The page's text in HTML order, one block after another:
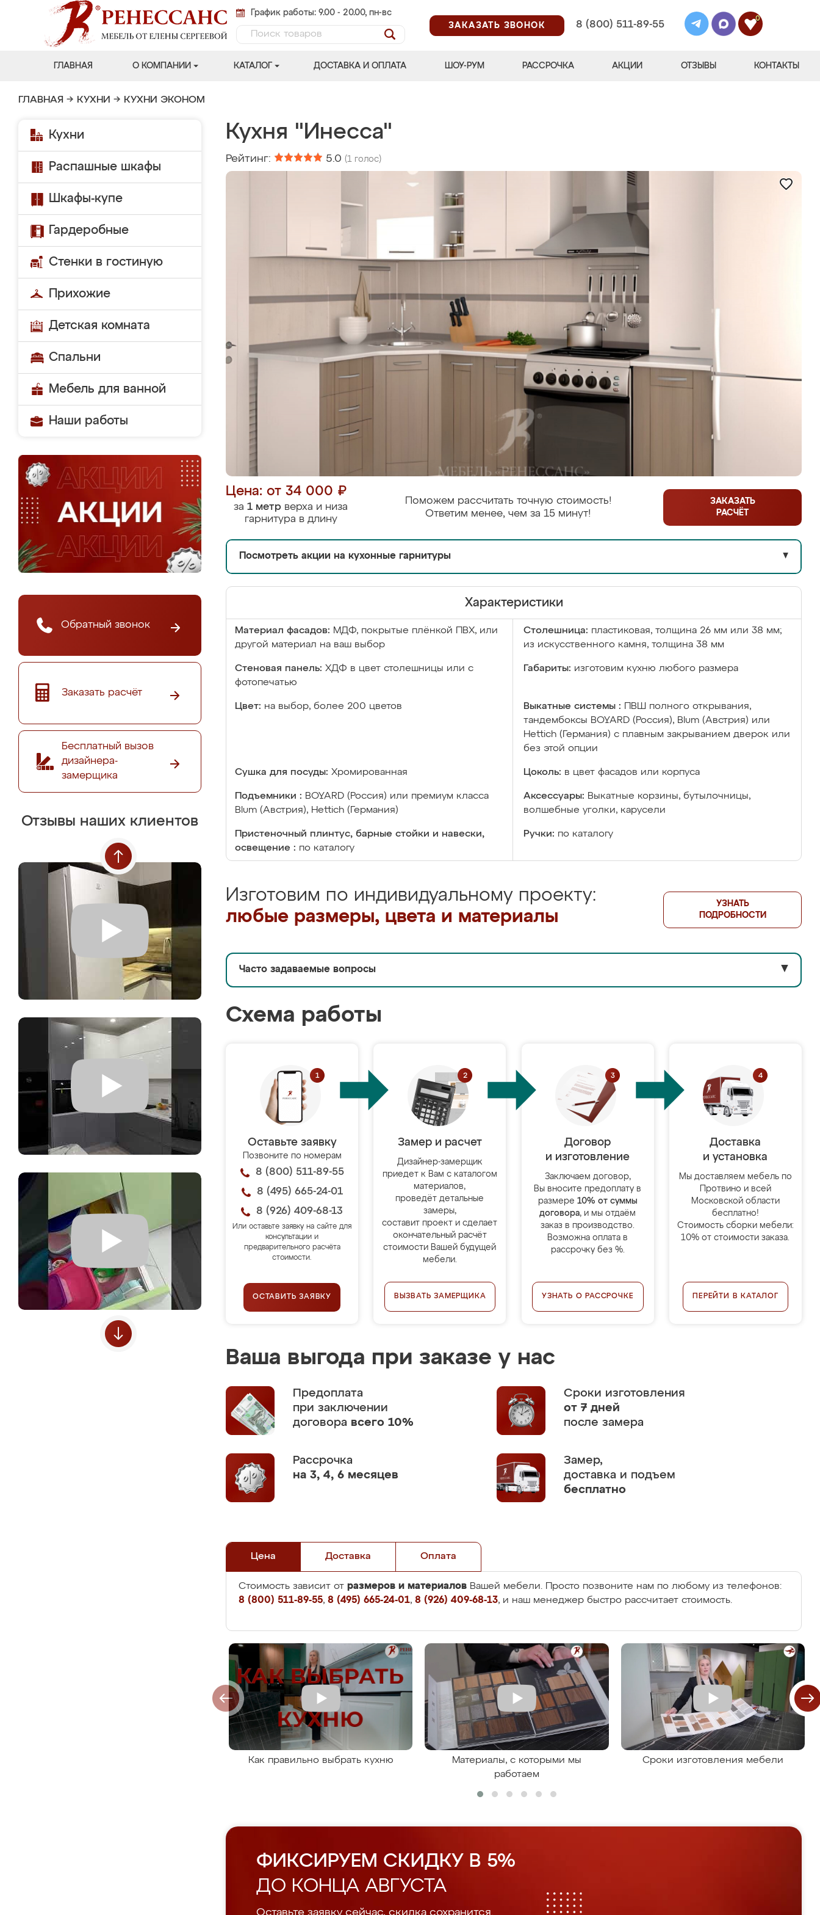
График работы: 9.00 - 20.00, пн-вс
ЗАКАЗАТЬ ЗВОНОК
8 (800) 511-89-55
0
ГЛАВНАЯ О КОМПАНИИ КАТАЛОГ ДОСТАВКА И ОПЛАТА ШОУ-РУМ РАССРОЧКА АКЦИИ ОТЗЫВЫ КОНТАКТЫ
ГЛАВНАЯ → КУХНИ → КУХНИ ЭКОНОМ
Кухни
Распашные шкафы
Шкафы-купе
Гардеробные
Стенки в гостиную
Прихожие
Детская комната
Спальни
Мебель для ванной
Наши работы
Обратный звонок
Заказать расчёт
Бесплатный вызов
дизайнера-
замерщика
Отзывы наших клиентов
Кухня "Инесса"
Рейтинг: 5.0 (1 голос)
Цена: от 34 000 ₽
за 1 метр верха и низа
гарнитура в длину
Поможем рассчитать точную стоимость!
Ответим менее, чем за 15 минут!
ЗАКАЗАТЬ
РАСЧЁТ
Посмотреть акции на кухонные гарнитуры ▼
Характеристики
Материал фасадов: МДФ, покрытые плёнкой ПВХ, или
другой материал на ваш выбор
Столешница: пластиковая, толщина 26 мм или 38 мм;
из искусственного камня, толщина 38 мм
Стеновая панель: ХДФ в цвет столешницы или с
фотопечатью
Габариты: изготовим кухню любого размера
Цвет: на выбор, более 200 цветов Выкатные системы :
ПВШ полного открывания,
тандембоксы BOYARD (Россия), Blum (Австрия) или
Hettich (Германия) с плавным закрыванием дверок или
без этой опции
Сушка для посуды: Хромированная Цоколь: в цвет фасадов или корпуса
Подъемники : BOYARD (Россия) или премиум класса
Blum (Австрия), Hettich (Германия)
Аксессуары: Выкатные корзины, бутылочницы,
волшебные уголки, карусели
Пристеночный плинтус, барные стойки и навески,
освещение : по каталогу
Ручки: по каталогу
Изготовим по индивидуальному проекту:
любые размеры, цвета и материалы
УЗНАТЬ
ПОДРОБНОСТИ
Часто задаваемые вопросы ▼
Схема работы
Оставьте заявку
Позвоните по номерам
8 (800) 511-89-55
8 (495) 665-24-01
8 (926) 409-68-13
Или оставьте заявку на сайте для
консультации и
предварительного расчёта
стоимости.
ОСТАВИТЬ ЗАЯВКУ
Замер и расчет
Дизайнер-замерщик
приедет к Вам с каталогом
материалов,
проведёт детальные
замеры,
составит проект и сделает
окончательный расчёт
стоимости Вашей будущей
мебели.
ВЫЗВАТЬ ЗАМЕРЩИКА
Договор
и изготовление
Заключаем договор,
Вы вносите предоплату в
размере 10% от суммы
договора, и мы отдаём
заказ в производство.
Возможна оплата в
рассрочку без %.
УЗНАТЬ О РАССРОЧКЕ
Доставка
и установка
Мы доставляем мебель по
Протвино и всей
Московской области
бесплатно!
Стоимость сборки мебели:
10% от стоимости заказа.
ПЕРЕЙТИ В КАТАЛОГ
Ваша выгода при заказе у нас
Предоплата
при заключении
договора всего 10%
Сроки изготовления
от 7 дней
после замера
Рассрочка
на 3, 4, 6 месяцев
Замер,
доставка и подъем
бесплатно
Цена Доставка Оплата
Стоимость зависит от размеров и материалов Вашей мебели. Просто позвоните нам по любому из телефонов:
8 (800) 511-89-55, 8 (495) 665-24-01, 8 (926) 409-68-13, и наш менеджер быстро рассчитает стоимость.
Как правильно выбрать кухню
Материалы, с которыми мы
работаем
Сроки изготовления мебели
ФИКСИРУЕМ СКИДКУ В 5%
ДО КОНЦА АВГУСТА
Оставьте заявку сейчас, скидка сохранится.